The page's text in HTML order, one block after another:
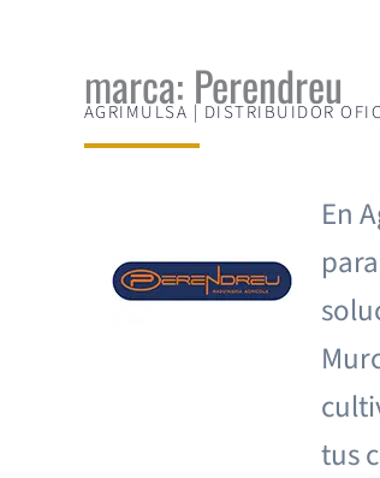
marca: Perendreu
AGRIMULSA | DISTRIBUIDOR
En
tus